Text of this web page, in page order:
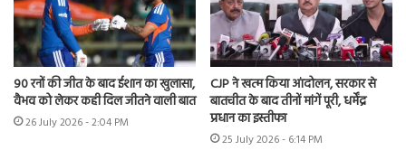
90 रनों की जीत के बाद ईशान का खुलासा,
वैभव को लेकर कही दिल जीतने वाली बात
26 July 2026 - 2:04 PM
CJP ने खत्म किया आंदोलन, सरकार से
बातचीत के बाद तीनों मांगें पूरी, धर्मेंद्र
प्रधान का इस्तीफा
25 July 2026 - 6:14 PM